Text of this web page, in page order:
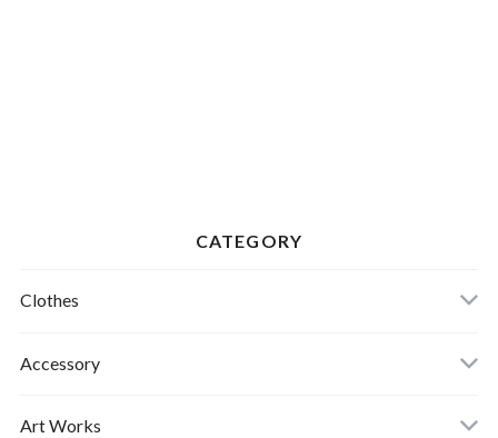
CATEGORY
Clothes
Mens
Ladies
Accessory
Art Works